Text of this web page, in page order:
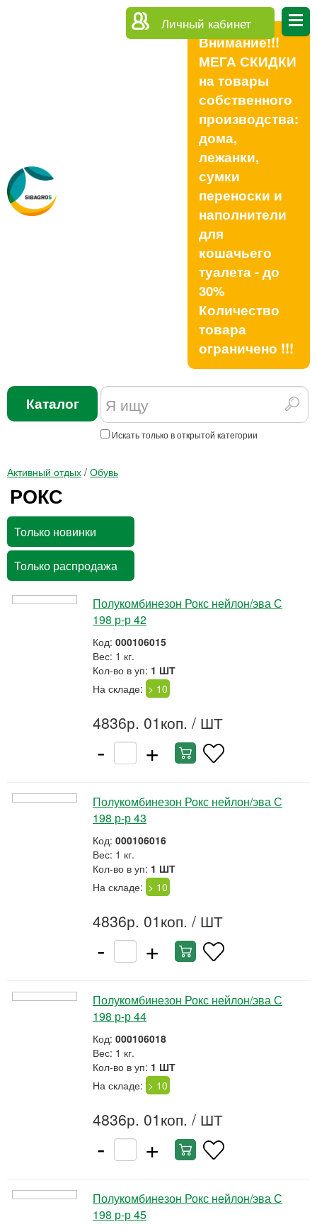
Личный кабинет
Внимание!!!
МЕГА СКИДКИ
на товары
собственного
производства:
дома,
лежанки,
сумки
переноски и
наполнители
для
кошачьего
туалета - до
30%
Количество
товара
ограничено !!!
Каталог
Искать только в открытой категории
Активный отдых / Обувь
РОКС
Только новинки
Только распродажа
Полукомбинезон Рокс нейлон/эва С
198 р-р 42
Код: 000106015
Вес: 1 кг.
Кол-во в уп: 1 ШТ
На складе: > 10
4836р. 01коп. / ШТ
- +
Полукомбинезон Рокс нейлон/эва С
198 р-р 43
Код: 000106016
Вес: 1 кг.
Кол-во в уп: 1 ШТ
На складе: > 10
4836р. 01коп. / ШТ
- +
Полукомбинезон Рокс нейлон/эва С
198 р-р 44
Код: 000106018
Вес: 1 кг.
Кол-во в уп: 1 ШТ
На складе: > 10
4836р. 01коп. / ШТ
- +
Полукомбинезон Рокс нейлон/эва С
198 р-р 45